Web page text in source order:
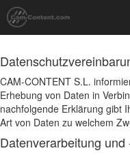
CAM-CONTENT S.L.
Erhebung von Daten in
nachfolgende Erklärung gibt
Art von Daten zu welchem
Datenverarbeitung